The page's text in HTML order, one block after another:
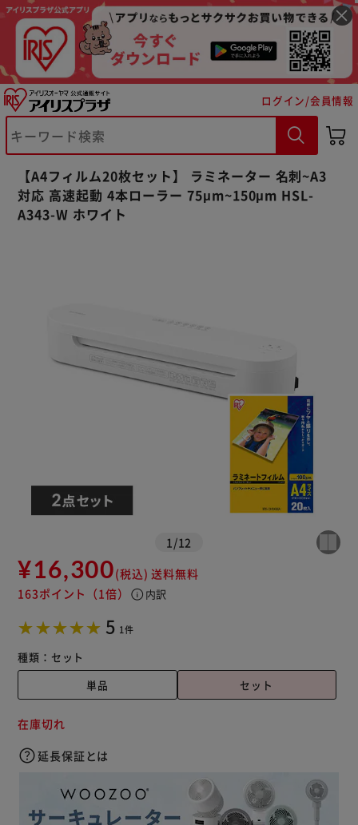
ログイン/会員情報
【A4フィルム20枚セット】 ラミネーター 名刺~A3
対応 高速起動 4本ローラー 75μm~150μm HSL-
A343-W ホワイト
1 /12
¥16,300(税込) 送料無料
163ポイント （1倍） info 内訳
5 1件
種類： セット
単品
セット
在庫切れ
延長保証とは
※ご確認ください
購入手続きへ